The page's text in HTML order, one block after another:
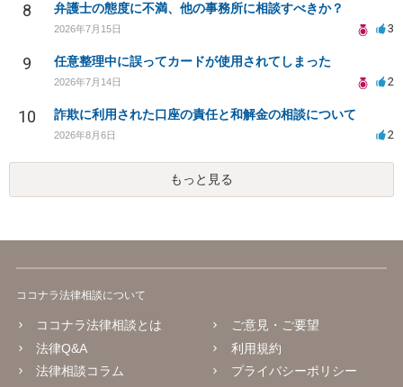
8 弁護士の態度に不満、他の事務所に相談すべきか？
2026年7月15日 3
9 任意整理中に誤ってカードが使用されてしまった
2026年7月14日 2
10 詐欺に利用された口座の責任と和解金の相談について
2026年8月6日 2
もっと見る
ココナラ法律相談について
ココナラ法律相談とは
法律Q&A
法律相談コラム
ご意見・ご要望
利用規約
プライバシーポリシー